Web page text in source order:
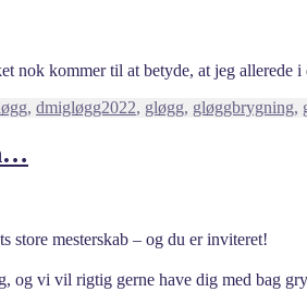
nok kommer til at betyde, at jeg
, dmigløgg2022, gløgg, gløggbrygning,
store mesterskab – og du er inviteret!
og vi vil rigtig gerne have dig med bag